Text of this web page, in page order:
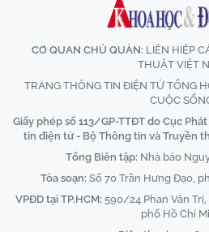
CƠ QUAN CHỦ QUẢN: LIÊN HIỆP
THUẬT VIỆT
TRANG THÔNG TIN ĐIỆN TỬ TỔNG
CUỘC
Giấy phép số 113/GP-TTĐT do Cục
tin điện tử - Bộ Thông tin và Truyền
Tổng Biên tập: Nhà báo
Tòa soạn: Số 70 Trần Hưng Đạo,
VPĐD tại TP.HCM: 590/24 Phan Văn
phố Hồ Chí